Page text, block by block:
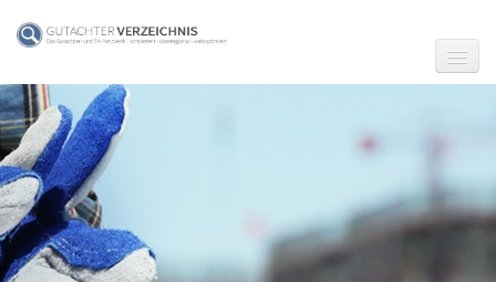
☗ Start
Gutachter in Berlin
Gutachter in Frankfurt (Main)
Gutachter in Hamburg